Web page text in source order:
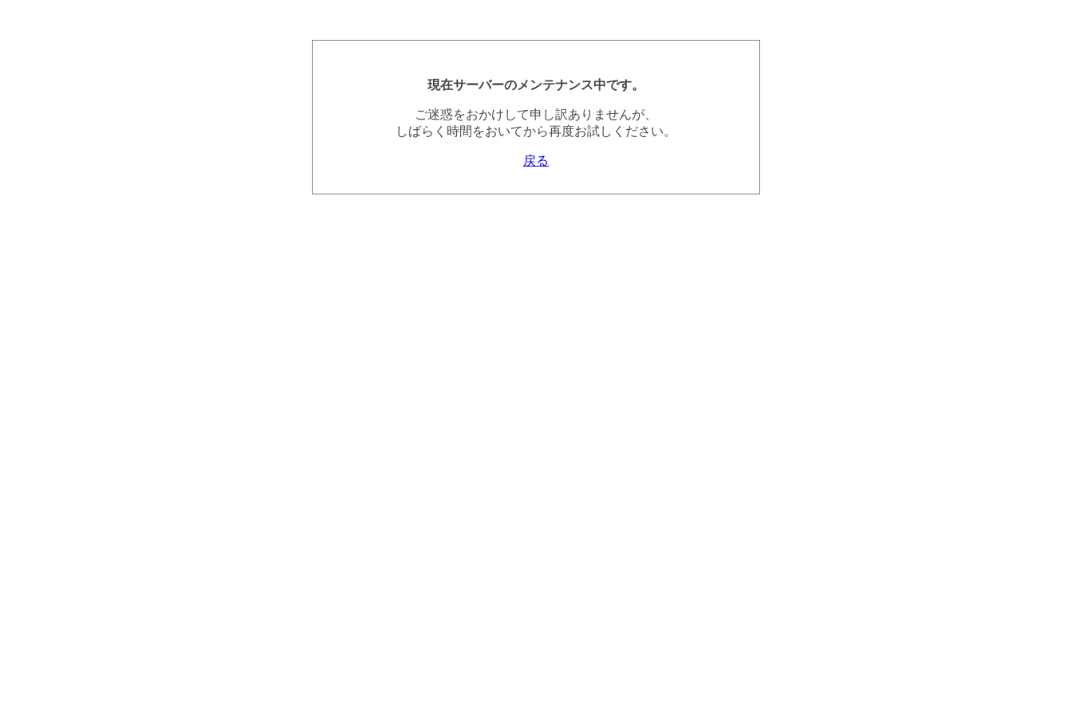
現在サーバーのメンテナンス中です。
ご迷惑をおかけして申し訳ありませんが、
しばらく時間をおいてから再度お試しください。
戻る